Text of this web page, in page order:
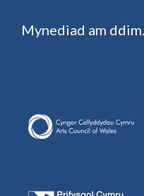
Mynediad am ddim.